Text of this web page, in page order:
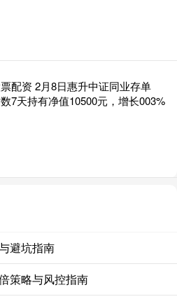
配资 2月8日惠升中证同业存单
7天持有净值10500元，增长003%
避坑指南
策略与风控指南